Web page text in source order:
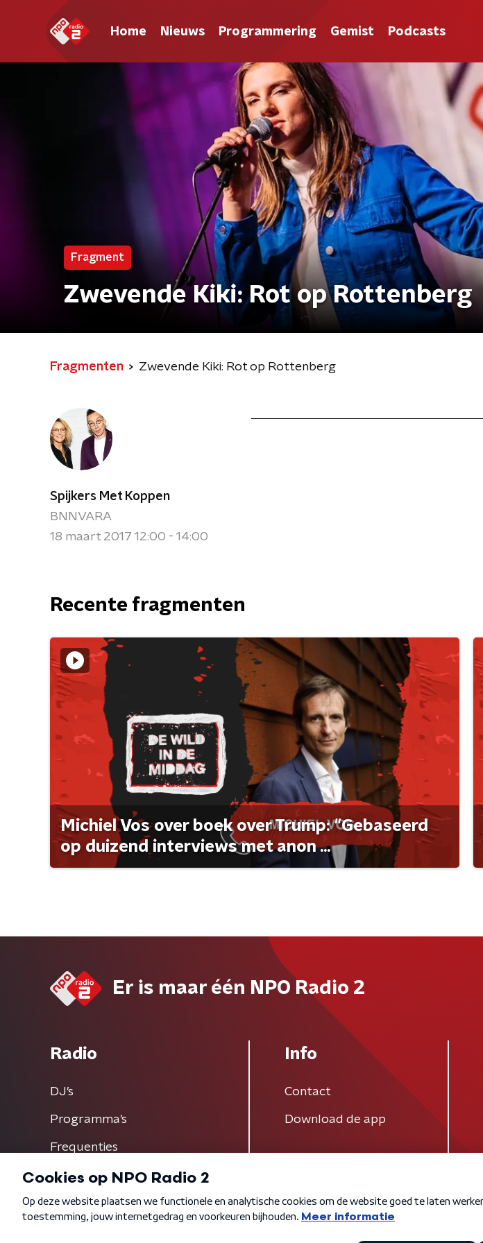
Home Nieuws Programmering Gemist Podcasts
Fragment
Zwevende Kiki: Rot op Rottenberg
Fragmenten Zwevende Kiki: Rot op Rottenberg
Spijkers Met Koppen
BNNVARA
18 maart 2017 12:00 - 14:00
Recente fragmenten
Michiel Vos over boek over Trump: "Gebaseerd
op duizend interviews met anon ...
Er is maar één NPO Radio 2
Radio
DJ’s
Programma's
Frequenties
Info
Contact
Download de app
Algemene voorwaarden Privacybeleid